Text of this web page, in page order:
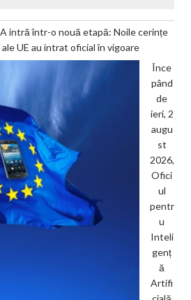
intră într-o nouă etapă: Noile cerințe
UE au intrat oficial în vigoare
Înce
pând
de
ieri, 2
augu
st
2026,
Ofici
ul
pentr
u
Inteli
genț
ă
Artifi